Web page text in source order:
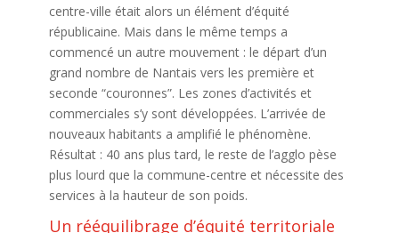
centre-ville était alors un élément d’équité
républicaine. Mais dans le même temps a
commencé un autre mouvement : le départ d’un
grand nombre de Nantais vers les première et
seconde “couronnes”. Les zones d’activités et
commerciales s’y sont développées. L’arrivée de
nouveaux habitants a amplifié le phénomène.
Résultat : 40 ans plus tard, le reste de l’agglo pèse
plus lourd que la commune-centre et nécessite des
services à la hauteur de son poids.
Un rééquilibrage d’équité territoriale